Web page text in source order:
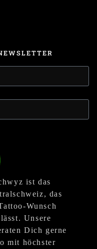
ist das
das
Wunsch
Unsere
Dich gerne
mit höchster